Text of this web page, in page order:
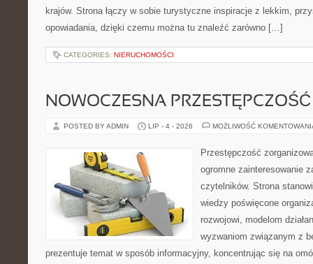
krajów. Strona łączy w sobie turystyczne inspiracje z lekkim,
opowiadania, dzięki czemu można tu znaleźć zarówno […]
CATEGORIES: NIERUCHOMOŚCI
NOWOCZESNA PRZESTĘPCZOŚĆ
POSTED BY ADMIN LIP - 4 - 2026 MOŻLIWOŚĆ
Przestępczość
ogromne zainteresowanie
czytelników. Strona
wiedzy poświęcone
rozwojowi, modelom
wyzwaniom związanym z
prezentuje temat w sposób informacyjny, koncentrując się na